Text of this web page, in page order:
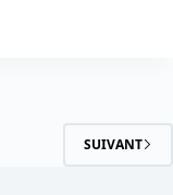
SUIVANT